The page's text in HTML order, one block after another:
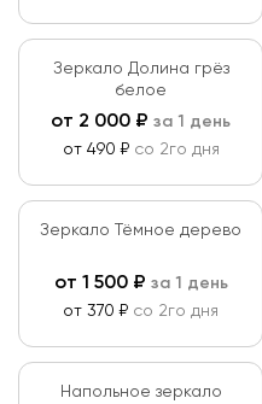
Зеркало Долина грёз
белое
от 2 000 ₽ за 1 день
от 490 ₽ со 2го дня
Зеркало Тёмное дерево
от 1 500₽ за 1 день
от 370 ₽ со 2го дня
Напольное зеркало